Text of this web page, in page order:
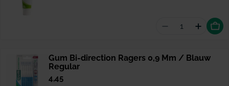
Aantal
Gum Bi-direction Ragers 0,9 Mm / Blauw
Regular
Normale
4,45